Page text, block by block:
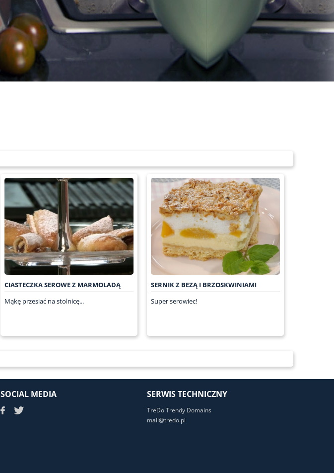
CIASTECZKA SEROWE Z MARMOLADĄ
Mąkę przesiać na stolnicę...
SERNIK Z BEZĄ I BRZOSKWINIAMI
Super serowiec!
SOCIAL MEDIA SERWIS TECHNICZNY
TreDo Trendy Domains
mail@tredo.pl